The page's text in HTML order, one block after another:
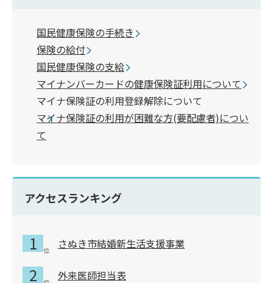
国民健康保険の手続き
保険の給付
国民健康保険の支給
マイナンバーカードの健康保険証利用について
マイナ保険証の利用登録解除について
マイナ保険証の利用が困難な方(要配慮者)につい
て
アクセスランキング
さぬき市結婚新生活支援事業
外来医師担当表